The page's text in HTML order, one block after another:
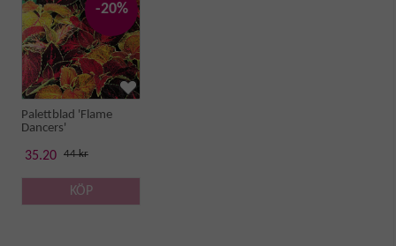
-20%
Palettblad 'Flame
Dancers'
35.20 44 kr
KÖP